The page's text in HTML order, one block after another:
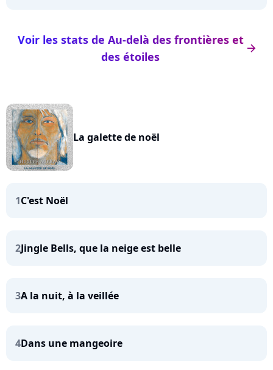
arrow_right
Voir les stats de Au-delà des frontières et
des étoiles
La galette de noël
1C'est Noël
2Jingle Bells, que la neige est belle
3A la nuit, à la veillée
4Dans une mangeoire